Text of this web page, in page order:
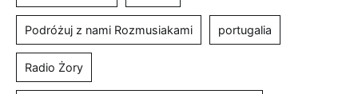
Podróżuj z nami Rozmusiakami portugalia
Radio Żory